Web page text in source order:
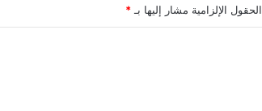
ت
الحقول الإلزامية مشار إليها بـ *